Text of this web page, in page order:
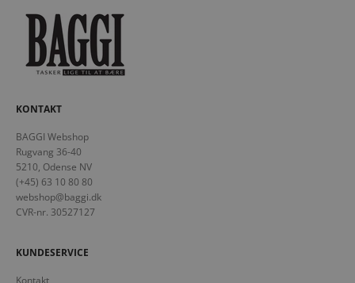
KONTAKT
BAGGI Webshop
Rugvang 36-40
5210, Odense NV
(+45) 63 10 80 80
webshop@baggi.dk
CVR-nr. 30527127
KUNDESERVICE
Kontakt